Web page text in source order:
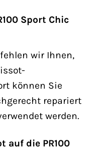
Sport Chic
wir Ihnen,
können Sie
repariert
werden.
auf die PR100